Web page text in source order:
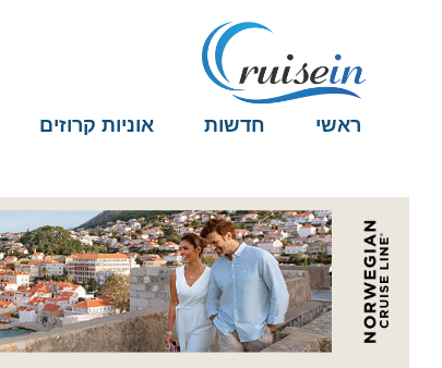
ראשי חדשות אוניות קרוזים